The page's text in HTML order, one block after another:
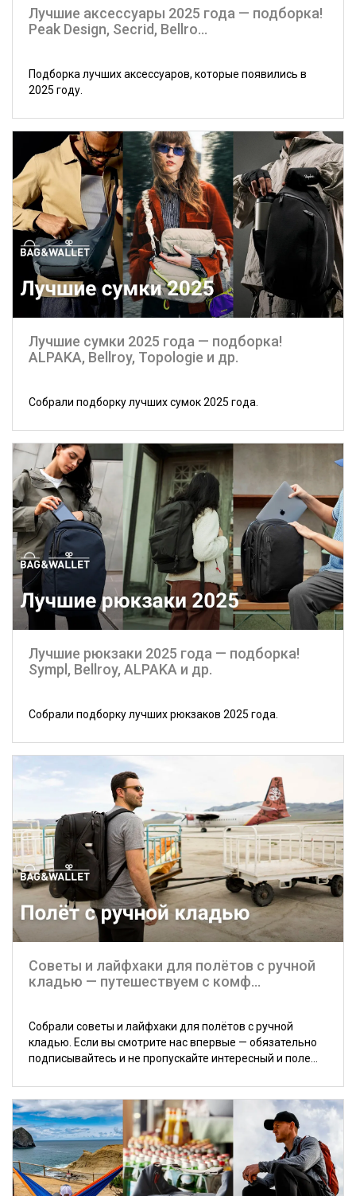
Лучшие аксессуары 2025 года — подборка!
Peak Design, Secrid, Bellro...
Подборка лучших аксессуаров, которые появились в
2025 году.
Лучшие сумки 2025 года — подборка!
ALPAKA, Bellroy, Topologie и др.
Собрали подборку лучших сумок 2025 года.
Лучшие рюкзаки 2025 года — подборка!
Sympl, Bellroy, ALPAKA и др.
Собрали подборку лучших рюкзаков 2025 года.
Советы и лайфхаки для полётов с ручной
кладью — путешествуем с комф...
Собрали советы и лайфхаки для полётов с ручной
кладью. Если вы смотрите нас впервые — обязательно
подписывайтесь и не пропускайте интересный и поле...